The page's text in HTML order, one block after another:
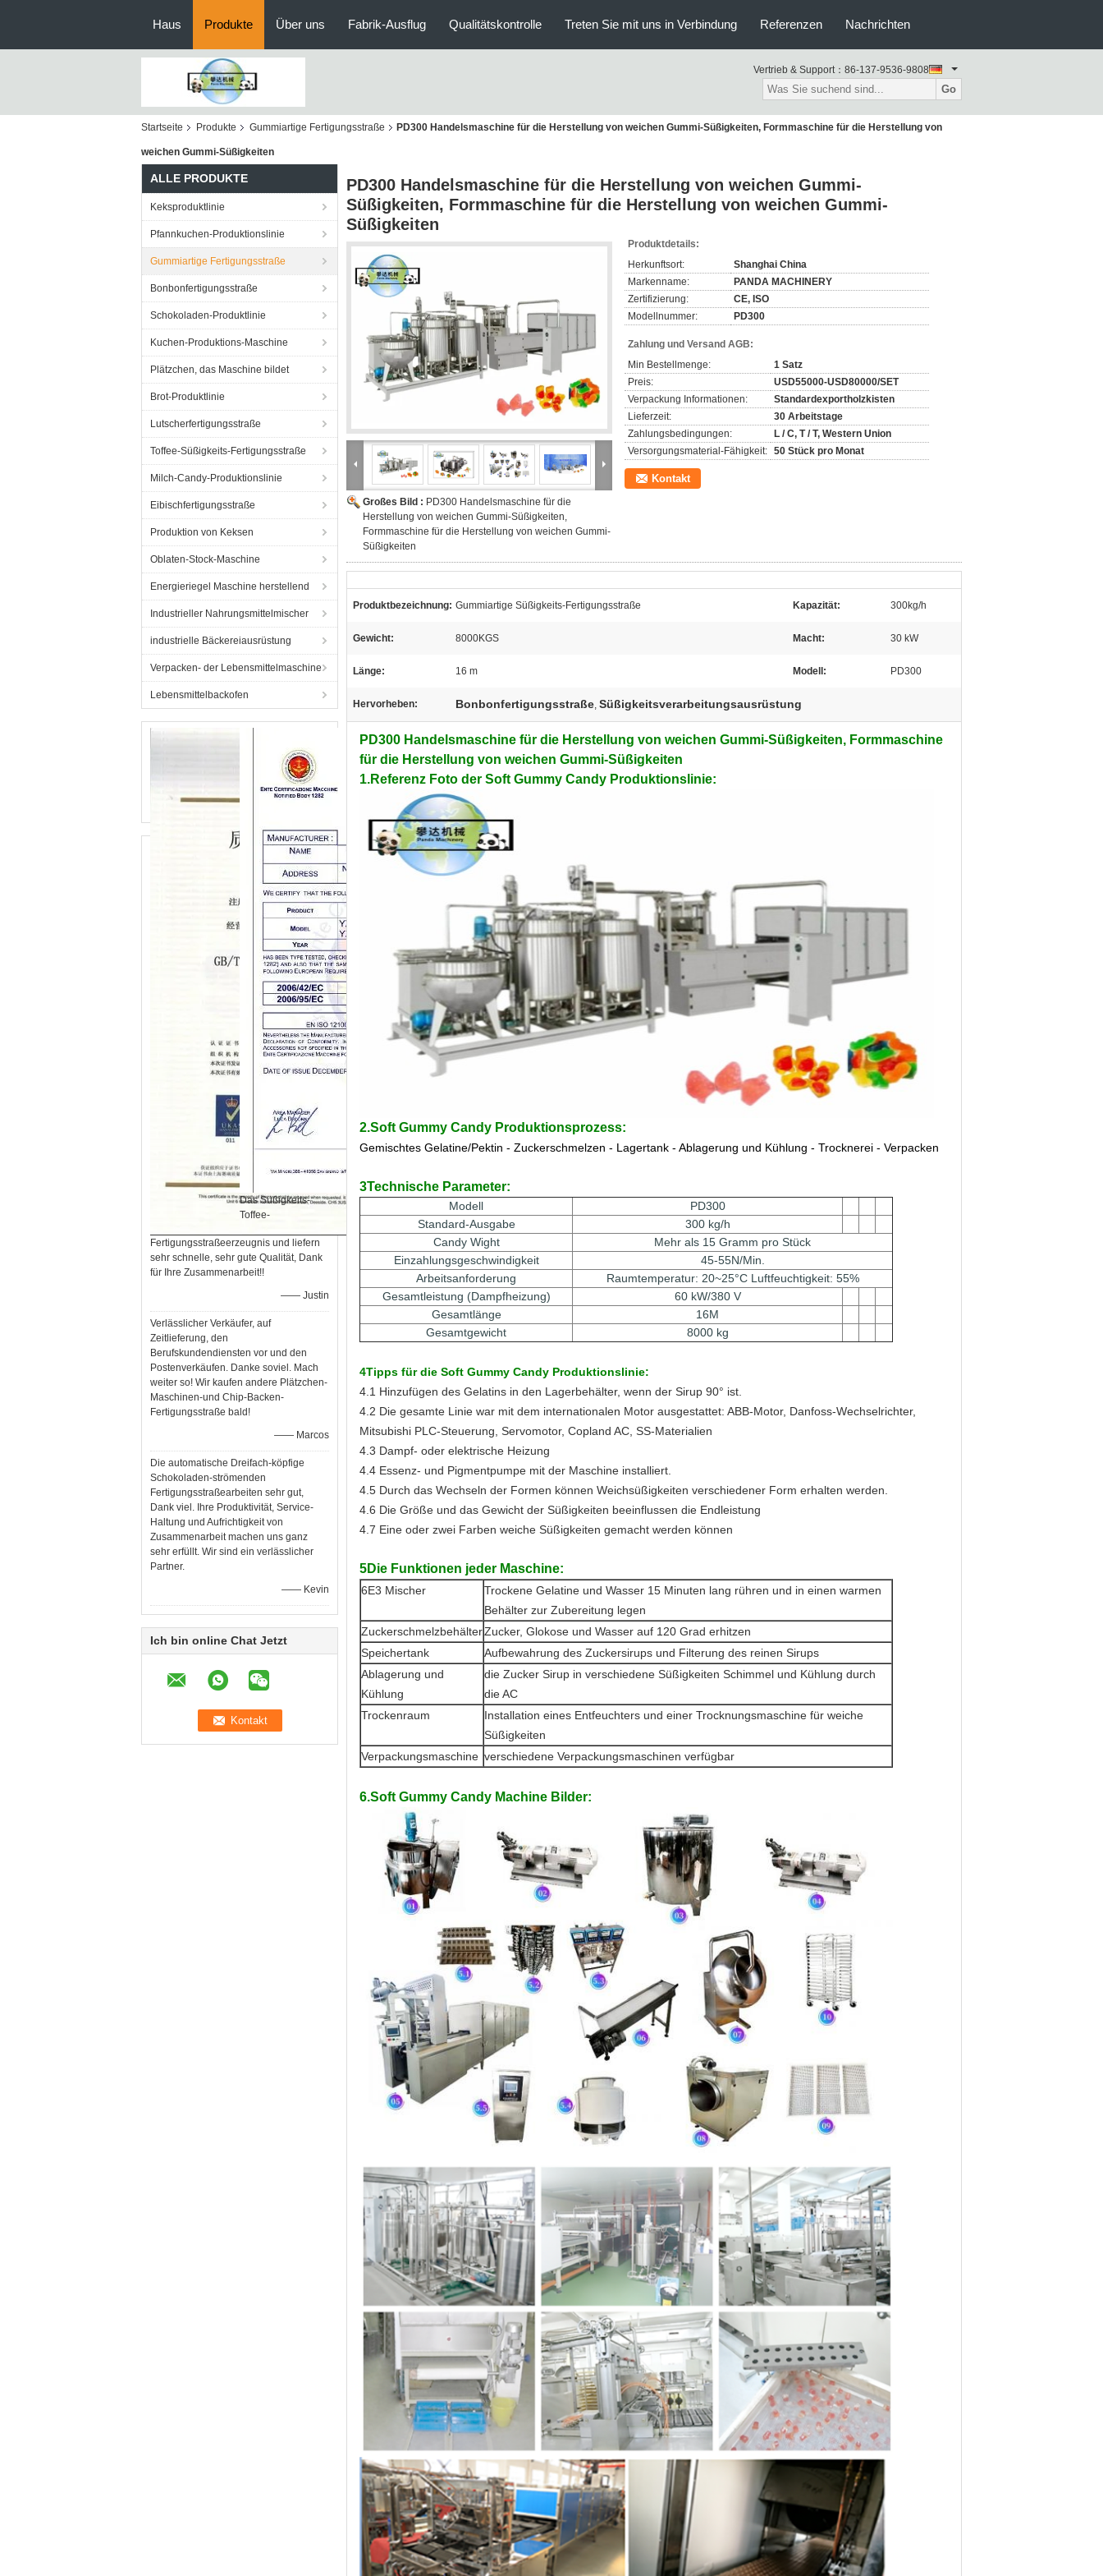
Hinterlass eine Nachricht
Wir rufen Sie bald zurück!
EINREICHUNGEN
Haus Produkte Über uns Fabrik-Ausflug Qualitätskontrolle Treten Sie mit uns in Verbindung Referenzen Nachrichten
Vertrieb & Support： 86-137-9536-9808
Go
Startseite Produkte Gummiartige Fertigungsstraße PD300 Handelsmaschine für die Herstellung von weichen Gummi-Süßigkeiten, Formmaschine für die Herstellung von
weichen Gummi-Süßigkeiten
ALLE PRODUKTE
Keksproduktlinie
Pfannkuchen-Produktionslinie
Gummiartige Fertigungsstraße
Bonbonfertigungsstraße
Schokoladen-Produktlinie
Kuchen-Produktions-Maschine
Plätzchen, das Maschine bildet
Brot-Produktlinie
Lutscherfertigungsstraße
Toffee-Süßigkeits-Fertigungsstraße
Milch-Candy-Produktionslinie
Eibischfertigungsstraße
Produktion von Keksen
Oblaten-Stock-Maschine
Energieriegel Maschine herstellend
Industrieller Nahrungsmittelmischer
industrielle Bäckereiausrüstung
Verpacken- der Lebensmittelmaschine
Lebensmittelbackofen
Das Süßigkeits-
Toffee-
Fertigungsstraßeerzeugnis und liefern
sehr schnelle, sehr gute Qualität, Dank
für Ihre Zusammenarbeit!!
—— Justin
Verlässlicher Verkäufer, auf
Zeitlieferung, den
Berufskundendiensten vor und den
Postenverkäufen. Danke soviel. Mach
weiter so! Wir kaufen andere Plätzchen-
Maschinen-und Chip-Backen-
Fertigungsstraße bald!
—— Marcos
Die automatische Dreifach-köpfige
Schokoladen-strömenden
Fertigungsstraßearbeiten sehr gut,
Dank viel. Ihre Produktivität, Service-
Haltung und Aufrichtigkeit von
Zusammenarbeit machen uns ganz
sehr erfüllt. Wir sind ein verlässlicher
Partner.
—— Kevin
Ich bin online Chat Jetzt
PD300 Handelsmaschine für die Herstellung von weichen Gummi-
Süßigkeiten, Formmaschine für die Herstellung von weichen Gummi-
Süßigkeiten
Großes Bild : PD300 Handelsmaschine für die
Herstellung von weichen Gummi-Süßigkeiten,
Formmaschine für die Herstellung von weichen Gummi-
Süßigkeiten
Produktdetails:
Herkunftsort:
Shanghai China
Markenname:
PANDA MACHINERY
Zertifizierung:
CE, ISO
Modellnummer:
PD300
Zahlung und Versand AGB:
Min Bestellmenge:
1 Satz
Preis:
USD55000-USD80000/SET
Verpackung Informationen:
Standardexportholzkisten
Lieferzeit:
30 Arbeitstage
Zahlungsbedingungen:
L / C, T / T, Western Union
Versorgungsmaterial-Fähigkeit: 50 Stück pro Monat
Kontakt
Produktbezeichnung: Gummiartige Süßigkeits-Fertigungsstraße Kapazität: 300kg/h
Gewicht: 8000KGS Macht: 30 kW
Länge: 16 m Modell: PD300
Hervorheben: Bonbonfertigungsstraße, Süßigkeitsverarbeitungsausrüstung
PD300 Handelsmaschine für die Herstellung von weichen Gummi-Süßigkeiten, Formmaschine
für die Herstellung von weichen Gummi-Süßigkeiten
1.Referenz Foto der Soft Gummy Candy Produktionslinie:
2.Soft Gummy Candy Produktionsprozess:
Gemischtes Gelatine/Pektin - Zuckerschmelzen - Lagertank - Ablagerung und Kühlung - Trocknerei - Verpacken
3Technische Parameter:
Modell
PD300
Standard-Ausgabe
300 kg/h
Candy Wight
Mehr als 15 Gramm pro Stück
Einzahlungsgeschwindigkeit
45-55N/Min.
Arbeitsanforderung
Raumtemperatur: 20~25°C Luftfeuchtigkeit: 55%
Gesamtleistung (Dampfheizung)
60 kW/380 V
Gesamtlänge
16M
Gesamtgewicht
8000 kg
4Tipps für die Soft Gummy Candy Produktionslinie:
4.1 Hinzufügen des Gelatins in den Lagerbehälter, wenn der Sirup 90° ist.
4.2 Die gesamte Linie war mit dem internationalen Motor ausgestattet: ABB-Motor, Danfoss-Wechselrichter,
Mitsubishi PLC-Steuerung, Servomotor, Copland AC, SS-Materialien
4.3 Dampf- oder elektrische Heizung
4.4 Essenz- und Pigmentpumpe mit der Maschine installiert.
4.5 Durch das Wechseln der Formen können Weichsüßigkeiten verschiedener Form erhalten werden.
4.6 Die Größe und das Gewicht der Süßigkeiten beeinflussen die Endleistung
4.7 Eine oder zwei Farben weiche Süßigkeiten gemacht werden können
5Die Funktionen jeder Maschine:
6E3 Mischer
Trockene Gelatine und Wasser 15 Minuten lang rühren und in einen warmen
Behälter zur Zubereitung legen
ZuckerschmelzbehälterZucker, Glokose und Wasser auf 120 Grad erhitzen
Speichertank
Aufbewahrung des Zuckersirups und Filterung des reinen Sirups
Ablagerung und
Kühlung
die Zucker Sirup in verschiedene Süßigkeiten Schimmel und Kühlung durch
die AC
Trockenraum
Installation eines Entfeuchters und einer Trocknungsmaschine für weiche
Süßigkeiten
Verpackungsmaschine verschiedene Verpackungsmaschinen verfügbar
6.Soft Gummy Candy Machine Bilder: